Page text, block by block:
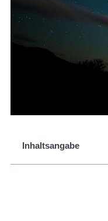
Inhaltsangabe